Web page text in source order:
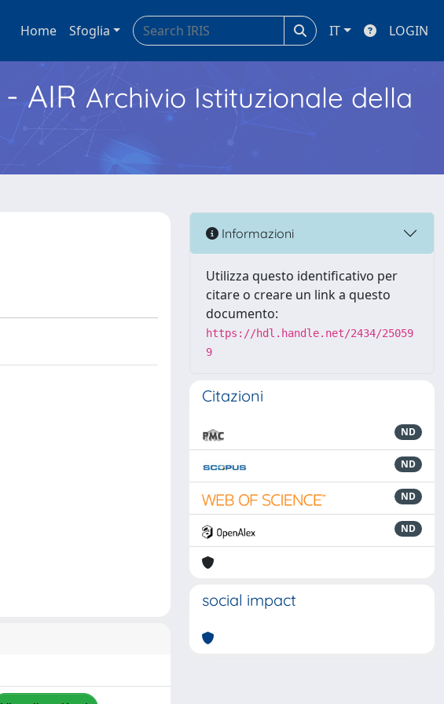
Home Sfoglia IT LOGIN
- AIR Archivio Istituzionale della
Informazioni
Utilizza questo identificativo per
citare o creare un link a questo
documento:
https://hdl.handle.net/2434/25059
9
Citazioni
ND
ND
ND
ND
social impact